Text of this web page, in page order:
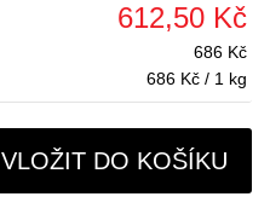
612,50 Kč
686 Kč
686 Kč / 1 kg
VLOŽIT DO KOŠÍKU